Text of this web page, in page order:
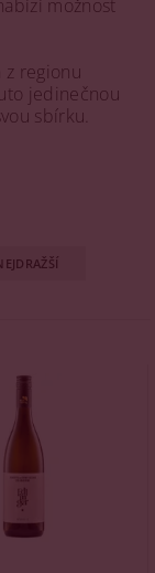
možnost
z regionu
jedinečnou
sbírku.